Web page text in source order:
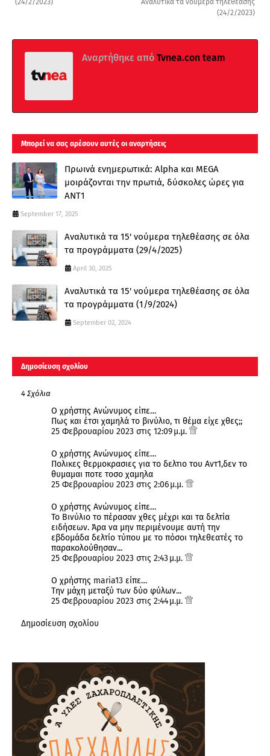
Αναλυτικά τα νούμερα τηλεθέασης
(24/2/2023)
(24/2/2023)
Αναρτήθηκε από Tvnea.con team
Μπορεί να σας αρέσουν αυτές οι αναρτήσεις
Πρωινά ενημερωτικά: Alpha και MEGA
μοιράζονται την πρωτιά, δύσκολες ώρες για
ΑΝΤ1
September 17, 2025
Αναλυτικά τα 15' νούμερα τηλεθέασης σε όλα
τα προγράμματα (29/4/2025)
April 30, 2025
Αναλυτικά τα 15' νούμερα τηλεθέασης σε όλα
τα προγράμματα (1/9/2024)
September 02, 2024
Δημοσίευση σχολίου
4 Σχόλια
Ο χρήστης Ανώνυμος είπε…
Πως και έτσι χαμηλά το βινύλιο, τι θέμα είχε χθες;;
25 Φεβρουαρίου 2023 στις 12:09 μ.μ.
Ο χρήστης Ανώνυμος είπε…
Πολικες θερμοκρασιες για το δελτιο του Αντ1,δεν το
θυμαμαι ποτε τοσο χαμηλα
25 Φεβρουαρίου 2023 στις 2:06 μ.μ.
Ο χρήστης Ανώνυμος είπε…
Το Βινύλιο το πέρασαν χθες μέχρι και τα δελτία
ειδήσεων. Άρα να μην περιμένουμε αυτή την
εβδομάδα δελτίο τύπου με το πόσοι τηλεθεατές το
παρακολούθησαν...
25 Φεβρουαρίου 2023 στις 2:43 μ.μ.
Ο χρήστης maria13 είπε…
Την μάχη μεταξύ των δύο φύλων...
25 Φεβρουαρίου 2023 στις 2:44 μ.μ.
Δημοσίευση σχολίου